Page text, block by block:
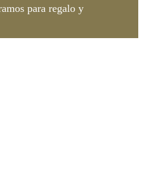
para regalo y